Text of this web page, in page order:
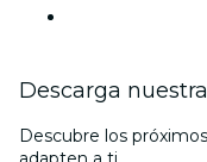
Descarga
Descubre los